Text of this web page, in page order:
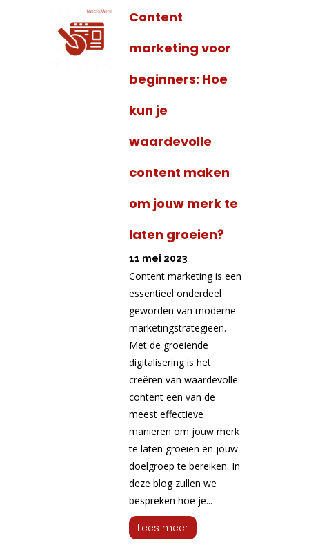
Content
marketing voor
beginners: Hoe
kun je
waardevolle
content maken
om jouw merk te
laten groeien?
11 mei 2023
Content marketing is een
essentieel onderdeel
geworden van moderne
marketingstrategieën.
Met de groeiende
digitalisering is het
creëren van waardevolle
content een van de
meest effectieve
manieren om jouw merk
te laten groeien en jouw
doelgroep te bereiken. In
deze blog zullen we
bespreken hoe je...
Lees meer